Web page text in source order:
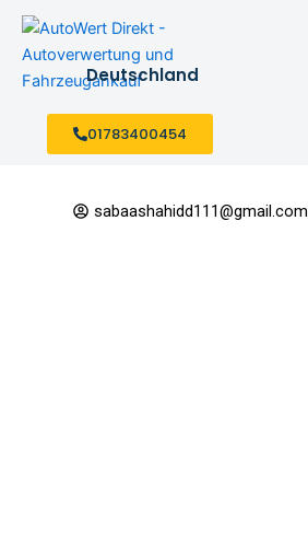
Skip
content
Deutschland
01783400454
sabaashahidd111@gmail.com